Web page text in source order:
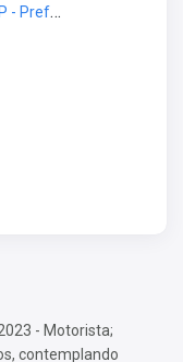
Prefeitura Municipal de Santo André - SP - Prefeitura de Santo André - SP
- Motorista;
contemplando